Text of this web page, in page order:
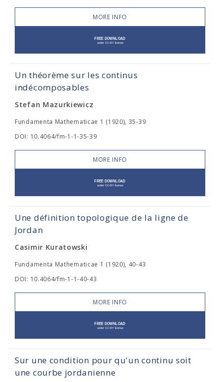
MORE INFO
Un théorème sur les continus
indécomposables
Stefan Mazurkiewicz
Fundamenta Mathematicae 1 (1920), 35-39
DOI: 10.4064/fm-1-1-35-39
MORE INFO
Une définition topologique de la ligne de
Jordan
Casimir Kuratowski
Fundamenta Mathematicae 1 (1920), 40-43
DOI: 10.4064/fm-1-1-40-43
MORE INFO
Sur une condition pour qu'un continu soit
une courbe jordanienne